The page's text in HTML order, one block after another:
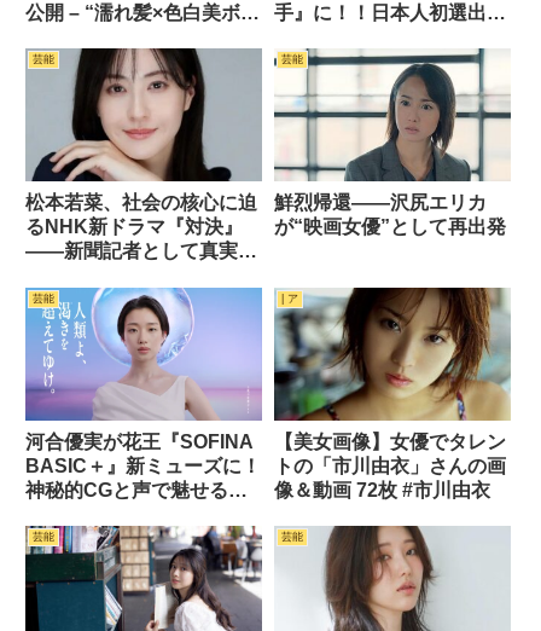
公開 – “濡れ髪×色白美ボデ
像18枚
手』に！！日本人初選出の
芸能
松本若菜、社会の核心に迫
るNHK新ドラマ『対決』
――新聞記者として真実を
芸能
鮮烈帰還――沢尻エリカ
が“映画女優”として再出発
芸能
河合優実が花王『SOFINA
BASIC＋』新ミューズに！
神秘的CGと声で魅せる洗
| ア
【美女画像】女優でタレン
トの「市川由衣」さんの画
像＆動画 72枚 #市川由衣
芸能 芸能